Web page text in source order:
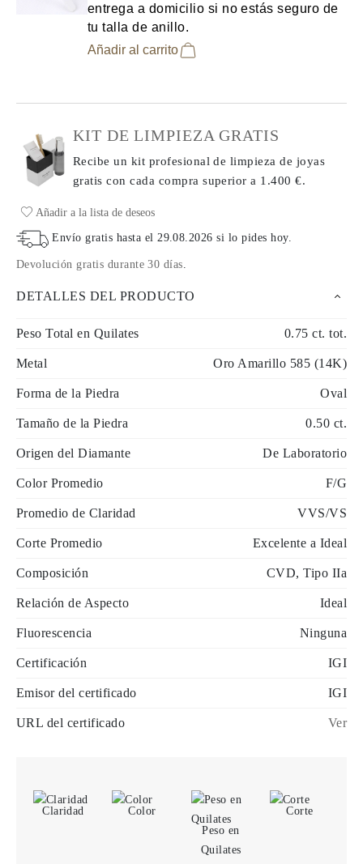
entrega a domicilio si no estás seguro de
tu talla de anillo.
Añadir al carrito
KIT DE LIMPIEZA GRATIS
Recibe un kit profesional de limpieza de joyas
gratis con cada comprasuperior a 1.400 €.
Añadir a la lista de deseos
Envío gratis hasta el 29.08.2026 si lo pides hoy.
Devolución gratis durante 30 días
DETALLES DEL PRODUCTO
Peso Total en Quilates 0.75 ct. tot.
Metal Oro Amarillo 585 (14K)
Forma de la Piedra Oval
Tamaño de la Piedra 0.50 ct.
Origen del Diamante De Laboratorio
Color Promedio F/G
Promedio de Claridad VVS/VS
Corte Promedio Excelente a Ideal
Composición CVD, Tipo IIa
Relación de Aspecto Ideal
Fluorescencia Ninguna
Certificación IGI
Emisor del certificado IGI
URL del certificado Ver
Claridad
Color
Peso en
Quilates
Corte